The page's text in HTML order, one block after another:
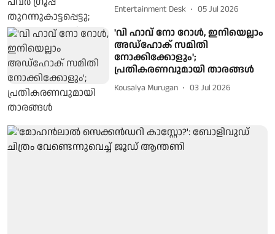
Entertainment Desk 05 Jul 2026
'വി ഹാവ് നോ റോള്‍, ഇനിയെല്ലാം
അഡ്ഹോക് സമിതി
നോക്കിക്കോളും';
പ്രതികരണവുമായി താരങ്ങൾ
Kousalya Murugan 03 Jul 2026